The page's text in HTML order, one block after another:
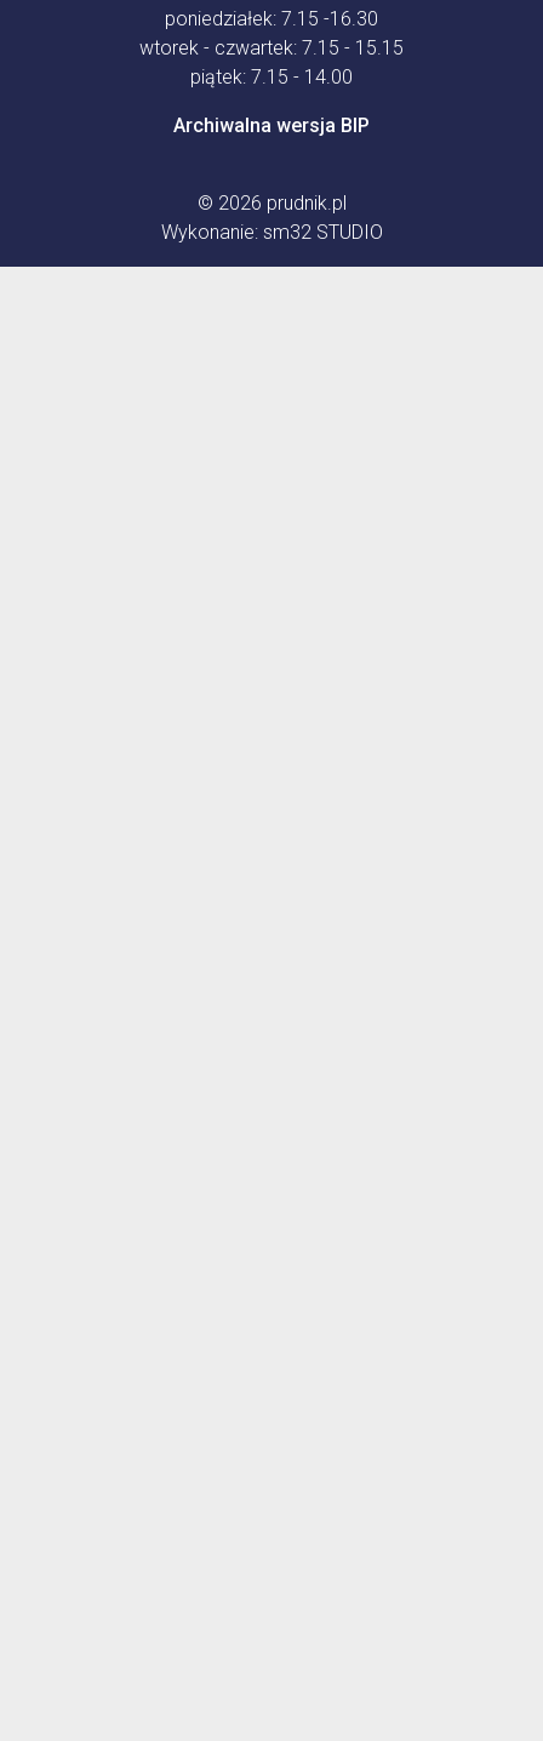
poniedziałek: 7.15 -16.30
wtorek - czwartek: 7.15 - 15.15
piątek: 7.15 - 14.00
Archiwalna wersja BIP
© 2026 prudnik.pl
Wykonanie: sm32 STUDIO